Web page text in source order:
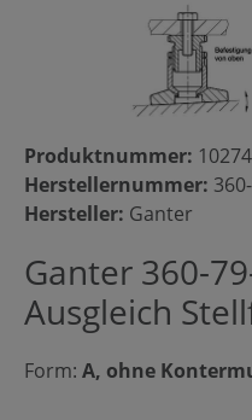
Produktnummer:
Herstellernummer:
Hersteller: Ganter
Ganter 360-
Ausgleich
Form: A, ohne